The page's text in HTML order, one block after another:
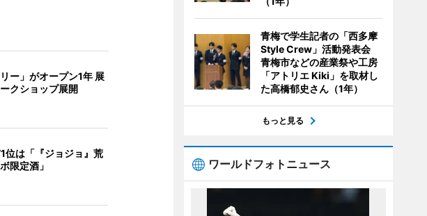
ー」がオープン1年 展
クショップ展開
は「『ジョジョ』荒
限定酒」
青梅で学生記者の「西多摩
Style Crew」活動発表会
青梅市などの産業祭や工房
「アトリエ Kiki」を取材し
た高橋郁史さん（1年）
もっと見る
ワールドフォトニュース